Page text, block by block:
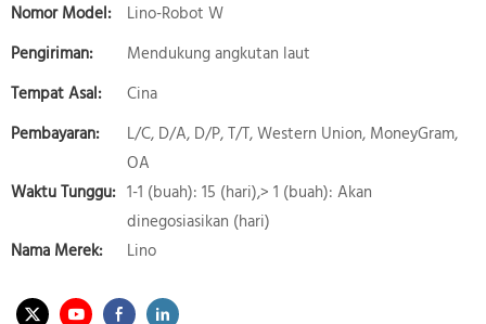
Nomor Model:
Lino-Robot W
Pengiriman:
Mendukung angkutan laut
Tempat Asal:
Cina
Pembayaran:
L/C, D/A, D/P, T/T, Western Union, MoneyGram,
OA
Waktu Tunggu: 1-1 (buah): 15 (hari),> 1 (buah): Akan
dinegosiasikan (hari)
Nama Merek:
Lino